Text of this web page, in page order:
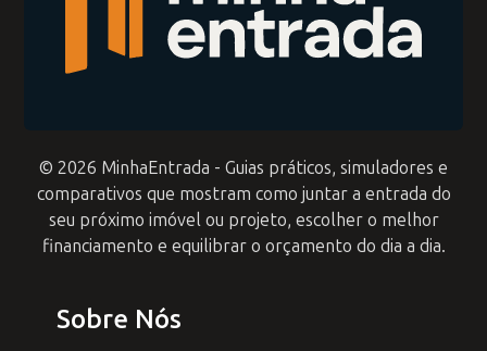
© 2026 MinhaEntrada - Guias práticos, simuladores e
comparativos que mostram como juntar a entrada do
seu próximo imóvel ou projeto, escolher o melhor
financiamento e equilibrar o orçamento do dia a dia.
Sobre Nós